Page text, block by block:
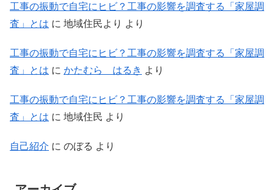
工事の振動で自宅にヒビ？工事の影響を調査する「家屋調
査」とは に 地域住民より より
工事の振動で自宅にヒビ？工事の影響を調査する「家屋調
査」とは に かたむら はるき より
工事の振動で自宅にヒビ？工事の影響を調査する「家屋調
査」とは に 地域住民 より
自己紹介 に のぼる より